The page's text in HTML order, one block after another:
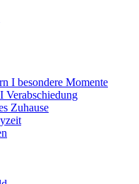
I besondere Momente
Verabschiedung
Zuhause